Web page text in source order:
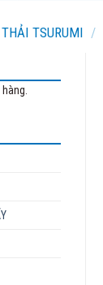
TSURUMI /